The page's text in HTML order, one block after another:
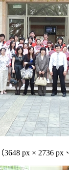
（3648 px × 2736 px